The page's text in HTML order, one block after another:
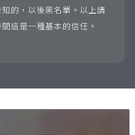
的，以後黑名單。以上請
這是一種基本的信任。